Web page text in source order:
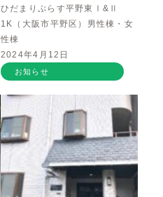
ひだまりぷらす平野東Ⅰ&Ⅱ
1K（大阪市平野区）男性棟・女
性棟
2024年4月12日
お知らせ